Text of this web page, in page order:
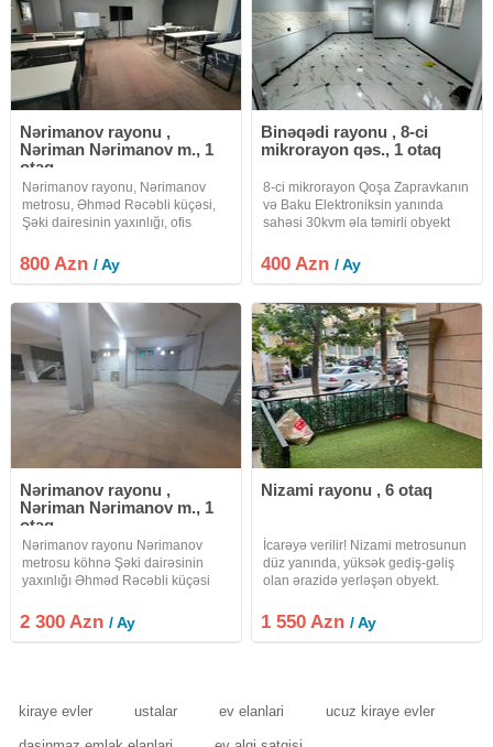
Nərimanov rayonu ,
Nəriman Nərimanov m., 1
otaq
Nərimanov rayonu, Nərimanov
metrosu, Əhməd Rəcəbli küçəsi,
Şəki dairesinin yaxınlığı, ofis
yerləşir.lift var.giriş çıxış 7/24-dür.
Qadın, kişi sanitar qovşağı var.
800 Azn/ Ay
Binəqədi rayonu , 8-ci
mikrorayon qəs., 1 otaq
8-ci mikrorayon Qoşa Zapravkanın
və Baku Elektroniksin yanında
sahəsi 30kvm əla təmirli obyekt
yerləşir. Parking, kondisioner,
sanuzel, internet və s. ilə təmin
400 Azn/ Ay
Nərimanov rayonu ,
Nəriman Nərimanov m., 1
otaq
Nərimanov rayonu Nərimanov
metrosu köhnə Şəki dairəsinin
yaxınlığı Əhməd Rəcəbli küçəsi
yerləşir. Ölçüləri 24x15 hündürlük
4 metrdir. Obyektin hər iki tərəfində
2 300 Azn/ Ay
Nizami rayonu , 6 otaq
İcarəyə verilir! Nizami metrosunun
düz yanında, yüksək gediş-gəliş
olan ərazidə yerləşən obyekt.
kimi fəaliyyət göstərib. Kurs, təlim
mərkəzi, ofis və digər biznes
1 550 Azn/ Ay
kiraye evler ustalar ev elanlari ucuz kiraye evler